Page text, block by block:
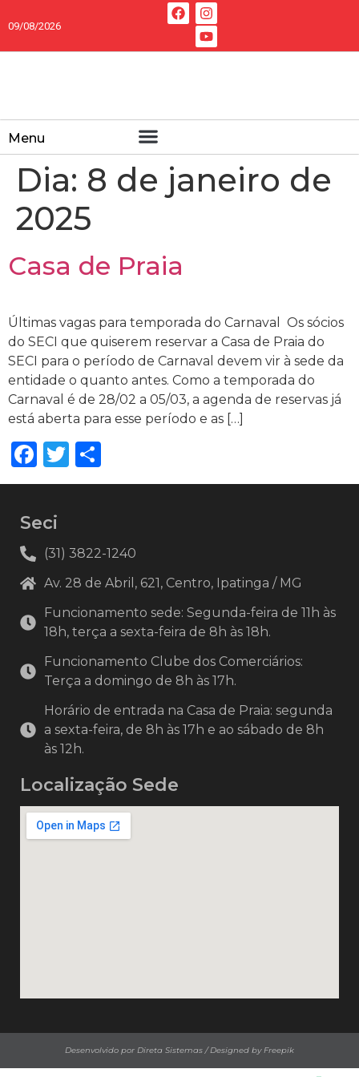
09/08/2026
Menu
Dia: 8 de janeiro de
2025
Casa de Praia
Últimas vagas para temporada do Carnaval Os sócios
do SECI que quiserem reservar a Casa de Praia do
SECI para o período de Carnaval devem vir à sede da
entidade o quanto antes. Como a temporada do
Carnaval é de 28/02 a 05/03, a agenda de reservas já
está aberta para esse período e as […]
Facebook
Twitter
Seci
(31) 3822-1240
Av. 28 de Abril, 621, Centro, Ipatinga / MG
Funcionamento sede: Segunda-feira de 11h às
18h, terça a sexta-feira de 8h às 18h.
Funcionamento Clube dos Comerciários:
Terça a domingo de 8h às 17h.
Horário de entrada na Casa de Praia: segunda
a sexta-feira, de 8h às 17h e ao sábado de 8h
às 12h.
Localização Sede
Desenvolvido por Direta Sistemas /Designed by Freepik